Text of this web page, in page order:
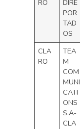
RO
DIRE
POR
TAD
OS
CLA
RO
TEA
M
COM
MUNI
CATI
ONS
S.A-
CLA